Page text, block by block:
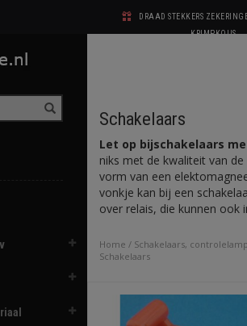
DRAAD STEKKERS
KRIMPKOUS
Schakelaars
Let op bijschakelaars
niks met de kwaliteit van
vorm van een
vonkje kan bij een
over relais, die kunnen ook
Home / Schakelaars,
Schakelaars